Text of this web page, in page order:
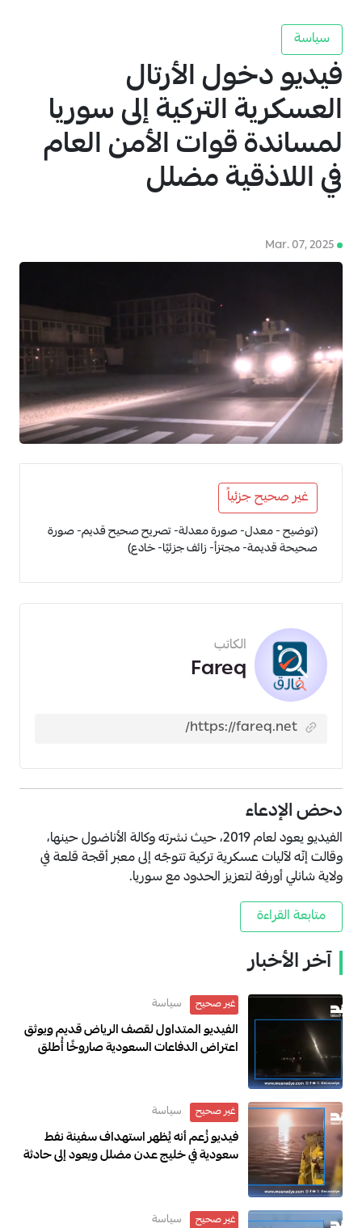
1
سياسة
فيديو دخول الأرتال
العسكرية التركية إلى سوريا
لمساندة قوات الأمن العام
في اللاذقية مضلل
Mar. 07, 2025
غير صحيح جزئياً
(توضيح - معدل- صورة معدلة- تصريح صحيح قديم- صورة
صحيحة قديمة- مجتزأ- زائف جزئيًا- خادع)
الكاتب
Fareq
دحض الإدعاء
الفيديو يعود لعام 2019، حيث نشرته وكالة الأناضول حينها،
وقالت إنّه لآليات عسكرية تركية تتوجّه إلى معبر أقجة قلعة في
ولاية شانلي أورفة لتعزيز الحدود مع سوريا.
متابعة القراءة
آخر الأخبار
غير صحيح سياسة
الفيديو المتداول لقصف الرياض قديم ويوثق
اعتراض الدفاعات السعودية صاروخًا أُطلق
غير صحيح سياسة
فيديو زُعم أنه يُظهر استهداف سفينة نفط
سعودية في خليج عدن مضلل ويعود إلى حادثة
غير صحيح سياسة